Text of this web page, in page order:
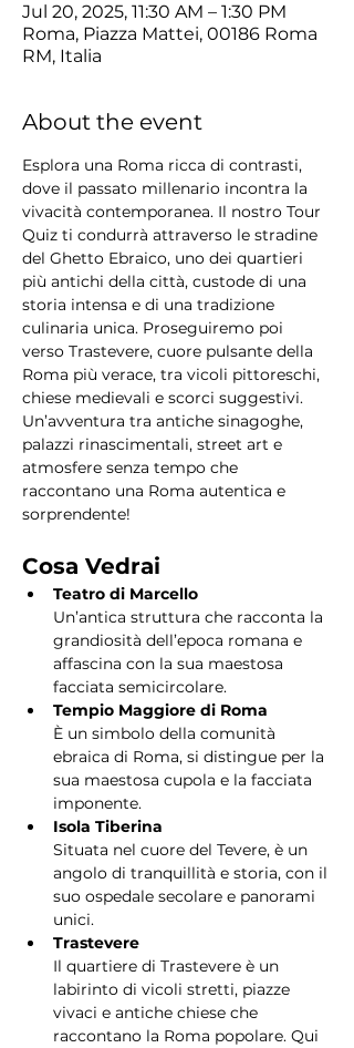
Jul 20, 2025, 11:30 AM – 1:30 PM
Roma, Piazza Mattei, 00186 Roma
RM, Italia
About the event
Esplora una Roma ricca di contrasti,
dove il passato millenario incontra la
vivacità contemporanea. Il nostro Tour
Quiz ti condurrà attraverso le stradine
del Ghetto Ebraico, uno dei quartieri
più antichi della città, custode di una
storia intensa e di una tradizione
culinaria unica. Proseguiremo poi
verso Trastevere, cuore pulsante della
Roma più verace, tra vicoli pittoreschi,
chiese medievali e scorci suggestivi.
Un’avventura tra antiche sinagoghe,
palazzi rinascimentali, street art e
atmosfere senza tempo che
raccontano una Roma autentica e
sorprendente!
Cosa Vedrai
Teatro di Marcello
Un’antica struttura che racconta la
grandiosità dell’epoca romana e
affascina con la sua maestosa
facciata semicircolare.
Tempio Maggiore di Roma
È un simbolo della comunità
ebraica di Roma, si distingue per la
sua maestosa cupola e la facciata
imponente.
Isola Tiberina
Situata nel cuore del Tevere, è un
angolo di tranquillità e storia, con il
suo ospedale secolare e panorami
unici.
Trastevere
Il quartiere di Trastevere è un
labirinto di vicoli stretti, piazze
vivaci e antiche chiese che
raccontano la Roma popolare. Qui